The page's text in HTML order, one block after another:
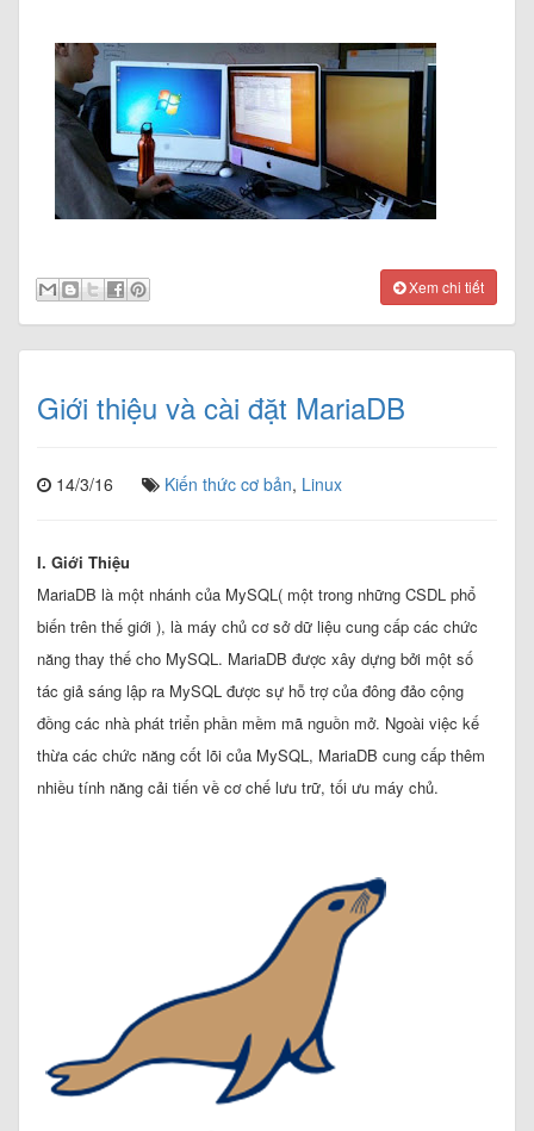
Xem chi tiết
Giới thiệu và cài đặt MariaDB
14/3/16 Kiến thức cơ bản, Linux
I. Giới Thiệu
MariaDB là một nhánh của MySQL( một trong những CSDL phổ
biến trên thế giới ), là máy chủ cơ sở dữ liệu cung cấp các chức
năng thay thế cho MySQL. MariaDB được xây dựng bởi một số
tác giả sáng lập ra MySQL được sự hỗ trợ của đông đảo cộng
đồng các nhà phát triển phần mềm mã nguồn mở. Ngoài việc kế
thừa các chức năng cốt lõi của MySQL, MariaDB cung cấp thêm
nhiều tính năng cải tiến về cơ chế lưu trữ, tối ưu máy chủ.